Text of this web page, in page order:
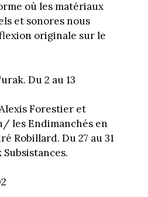
où les matériaux
et sonores nous
originale sur le
Du 2 au 13
Forestier et
les Endimanchés en
Robillard. Du 27 au 31